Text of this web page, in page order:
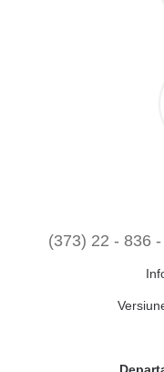
(373) 22 - 836